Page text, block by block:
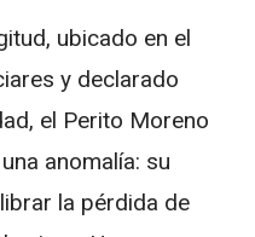
ubicado en el
y declarado
el Perito Moreno
anomalía: su
la pérdida de